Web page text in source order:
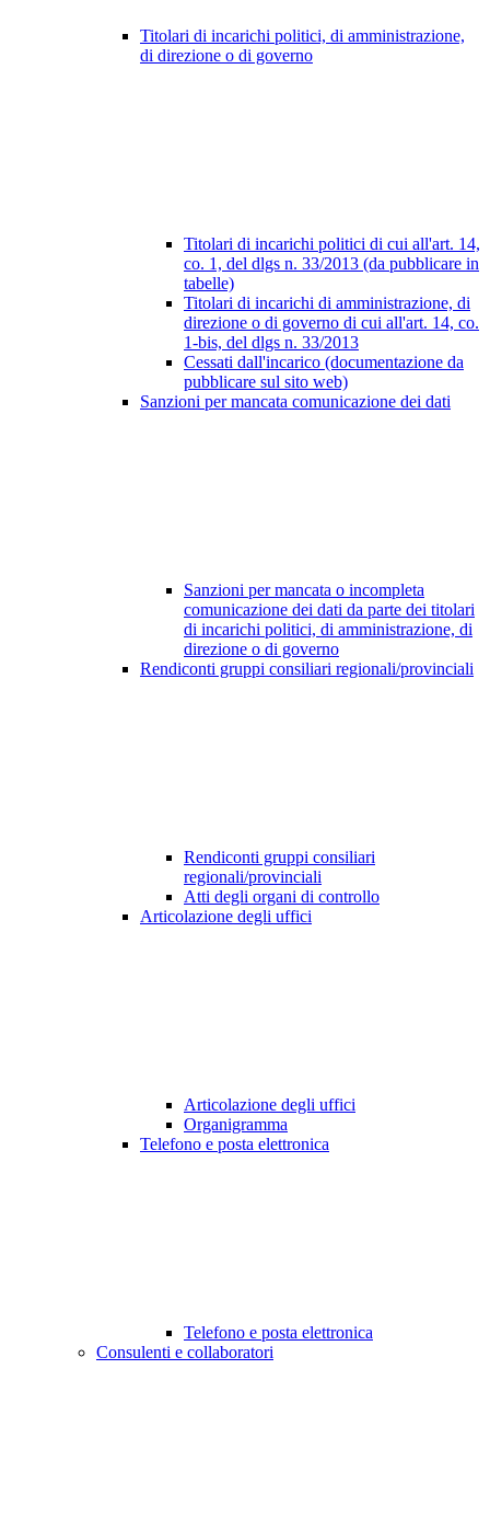
Titolari di incarichi politici, di amministrazione,
di direzione o di governo
Titolari di incarichi politici di cui all'art. 14,
co. 1, del dlgs n. 33/2013 (da pubblicare in
tabelle)
Titolari di incarichi di amministrazione, di
direzione o di governo di cui all'art. 14, co.
1-bis, del dlgs n. 33/2013
Cessati dall'incarico (documentazione da
pubblicare sul sito web)
Sanzioni per mancata comunicazione dei dati
Sanzioni per mancata o incompleta
comunicazione dei dati da parte dei titolari
di incarichi politici, di amministrazione, di
direzione o di governo
Rendiconti gruppi consiliari regionali/provinciali
Rendiconti gruppi consiliari
regionali/provinciali
Atti degli organi di controllo
Articolazione degli uffici
Articolazione degli uffici
Organigramma
Telefono e posta elettronica
Telefono e posta elettronica
Consulenti e collaboratori